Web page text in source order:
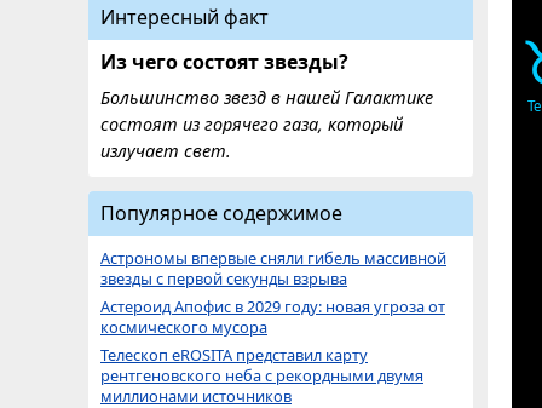
Интересный факт
Из чего состоят звезды?
Большинство звезд в нашей Галактике
состоят из горячего газа, который
излучает свет.
Популярное содержимое
Астрономы впервые сняли гибель массивной
звезды с первой секунды взрыва
Астероид Апофис в 2029 году: новая угроза от
космического мусора
Телескоп eROSITA представил карту
рентгеновского неба с рекордными двумя
миллионами источников